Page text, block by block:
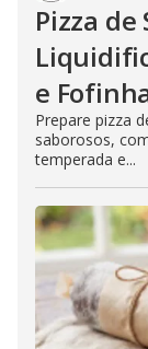
Pizza
e
Prepare pizza
saborosos,
temperada e...